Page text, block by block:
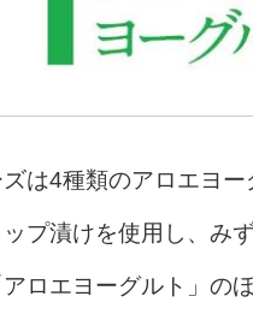
は4種類のアロエヨ
プ漬けを使用し、み
アロエヨーグルト」の